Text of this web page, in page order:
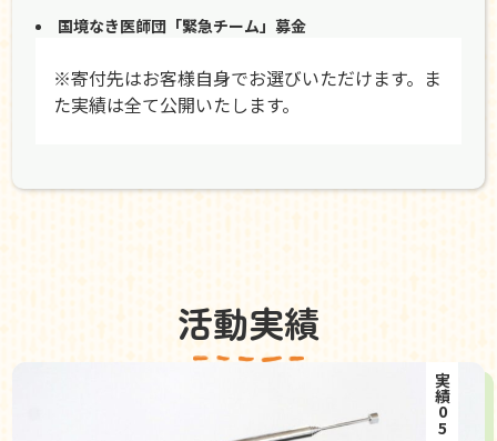
国境なき医師団「緊急チーム」募金
※寄付先はお客様自身でお選びいただけます。ま
た実績は全て公開いたします。
活動実績
実績05